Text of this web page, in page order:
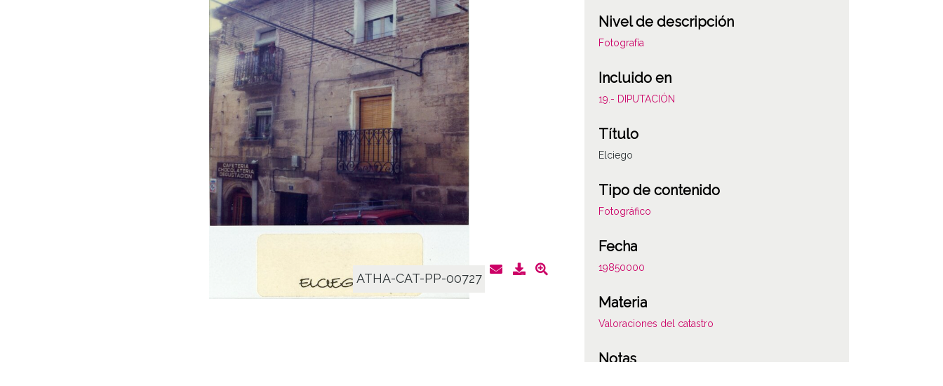
ATHA-CAT-PP-00727
Nivel de descripción
Fotografía
Incluido en
19.- DIPUTACIÓN
Título
Elciego
Tipo de contenido
Fotográfico
Fecha
19850000
Materia
Valoraciones del catastro
Notas